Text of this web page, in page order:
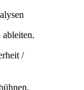
ableiten.